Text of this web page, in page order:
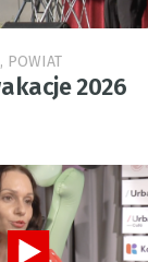
POWIAT
2026